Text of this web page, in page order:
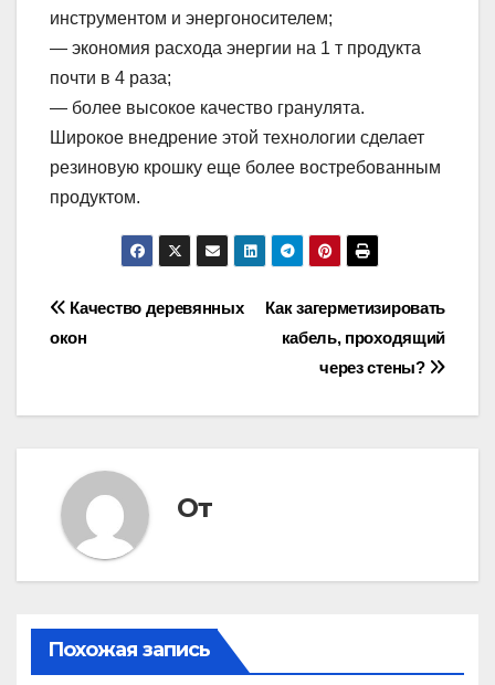
инструментом и энергоносителем;
— экономия расхода энергии на 1 т продукта
почти в 4 раза;
— более высокое качество гранулята.
Широкое внедрение этой технологии сделает
резиновую крошку еще более востребованным
продуктом.
Навигация
записям
Как загерметизировать
кабель, проходящий
через стены?
Качество деревянных
окон
От
Похожая запись